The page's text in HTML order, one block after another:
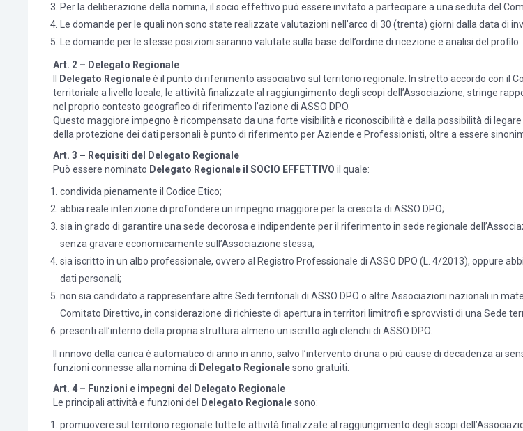
Per la deliberazione della nomina, il socio effettivo può essere invitato a partecipare a una seduta del
Le domande per le quali non sono state realizzate valutazioni nell’arco di 30 (trenta) giorni dalla data di
Le domande per le stesse posizioni saranno valutate sulla base dell’ordine di ricezione e analisi del profilo.
Art. 2 – Delegato Regionale
Delegato Regionaleè il punto di riferimento associativo sul territorio regionale. In stretto accordo con il
territoriale a livello locale, le attività finalizzate al raggiungimento degli scopi dell’Associazione, stringe
nel proprio contesto geografico di riferimento l’azione di ASSO DPO.
Questo maggiore impegno è ricompensato da una forte visibilità e riconoscibilità e dalla possibilità di
della protezione dei dati personali è punto di riferimento per Aziende e Professionisti, oltre a essere
Art. 3 – Requisiti del Delegato Regionale
Può essere nominato Delegato Regionale il SOCIO EFFETTIVO il quale:
condivida pienamente il Codice Etico;
abbia reale intenzione di profondere un impegno maggiore per la crescita di ASSO DPO;
sia in grado di garantire una sede decorosa e indipendente per il riferimento in sede regionale
senza gravare economicamente sull’Associazione stessa;
sia iscritto in un albo professionale, ovvero al Registro Professionale di ASSO DPO (L. 4/2013), oppure
dati personali;
non sia candidato a rappresentare altre Sedi territoriali di ASSO DPO o altre Associazioni nazionali in
Comitato Direttivo, in considerazione di richieste di apertura in territori limitrofi e sprovvisti di una Sede
presenti all’interno della propria struttura almeno un iscritto agli elenchi di ASSO DPO.
Il rinnovo della carica è automatico di anno in anno, salvo l’intervento di una o più cause di decadenza ai
funzioni connesse alla nomina di Delegato Regionalesono gratuiti.
Art. 4 – Funzioni e impegni del Delegato Regionale
Le principali attività e funzioni del
Delegato Regionalesono:
promuovere sul territorio regionale tutte le attività finalizzate al raggiungimento degli scopi